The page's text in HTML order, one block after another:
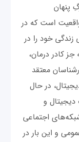
پنهان
است که در
زندگی خود را در
کادر درمان،
معتقد
در حال
دیجیتال و
اجتماعی
و این بار در